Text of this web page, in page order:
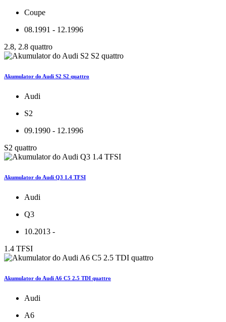
Coupe
08.1991 - 12.1996
2.8, 2.8 quattro
Akumulator do Audi S2 S2 quattro
Audi
S2
09.1990 - 12.1996
S2 quattro
Akumulator do Audi Q3 1.4 TFSI
Audi
Q3
10.2013 -
1.4 TFSI
Akumulator do Audi A6 C5 2.5 TDI quattro
Audi
A6